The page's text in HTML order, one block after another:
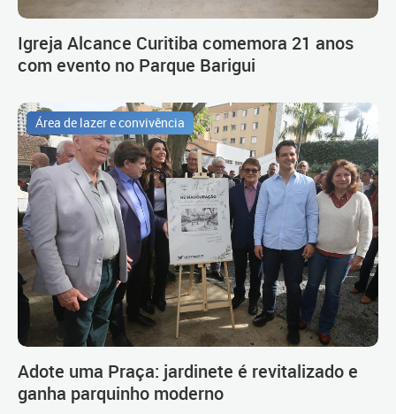
Igreja Alcance Curitiba comemora 21 anos
com evento no Parque Barigui
Área de lazer e convivência
Adote uma Praça: jardinete é revitalizado e
ganha parquinho moderno